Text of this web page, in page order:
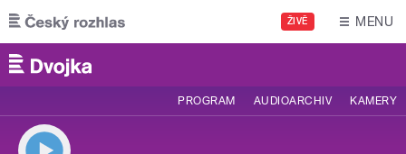
Přejít k hlavnímu obsahu
ŽIVĚ MENU
PROGRAM AUDIOARCHIV KAMERY